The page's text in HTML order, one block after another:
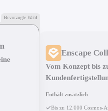
Bevorzugte Wahl
Enscape
Vom Konzept bis
Enthält zusätzlich
Bis zu 12.000 Cosmos-